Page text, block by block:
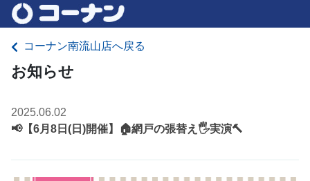
コーナン南流山店へ戻る
お知らせ
2025.06.02
📢【6月8日(日)開催】🏠網戸の張替え🖐実演🔨